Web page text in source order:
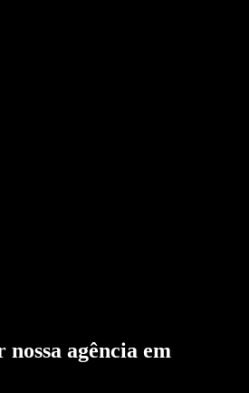
agência em